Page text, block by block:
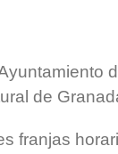
de
franjas